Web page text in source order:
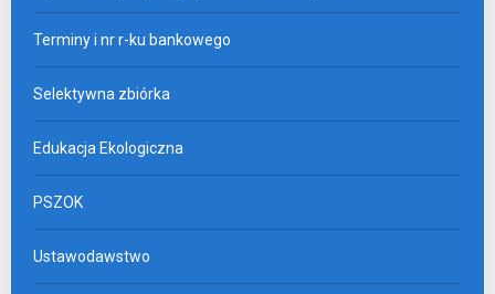
Terminy i nr r-ku bankowego
Selektywna zbiórka
Edukacja Ekologiczna
PSZOK
Ustawodawstwo